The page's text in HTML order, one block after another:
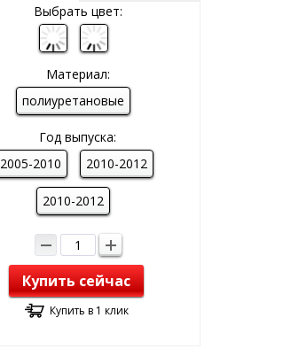
Выбрать цвет:
Материал:
полиуретановые
Год выпуска:
2005-2010
2010-2012
2010-2012
Купить сейчас
Купить в 1 клик